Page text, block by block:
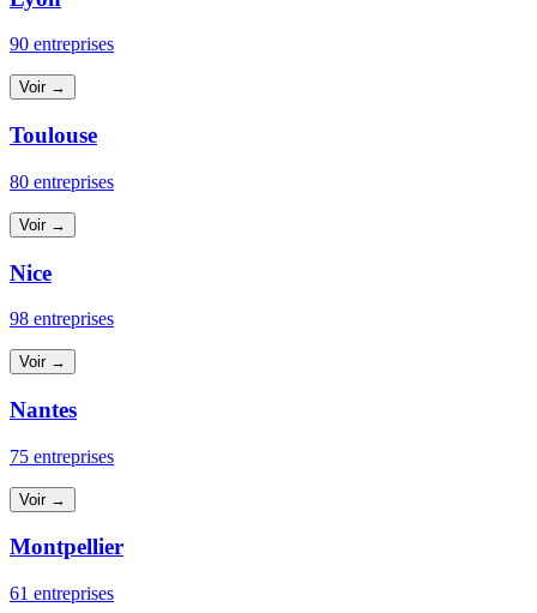
90 entreprises
Voir →
Toulouse
80 entreprises
Voir →
Nice
98 entreprises
Voir →
Nantes
75 entreprises
Voir →
Montpellier
61 entreprises